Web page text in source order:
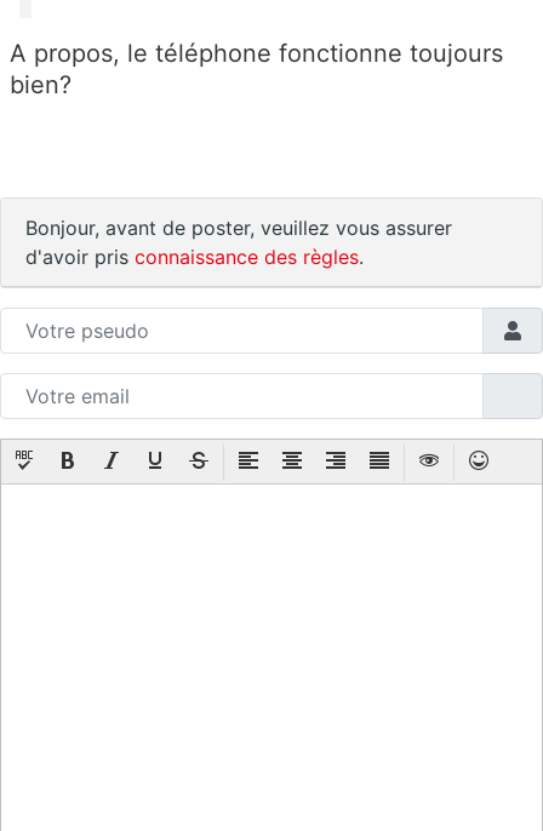
A propos, le téléphone fonctionne toujours
bien?
Bonjour, avant de poster, veuillez vous assurer
d'avoir pris connaissance des règles.